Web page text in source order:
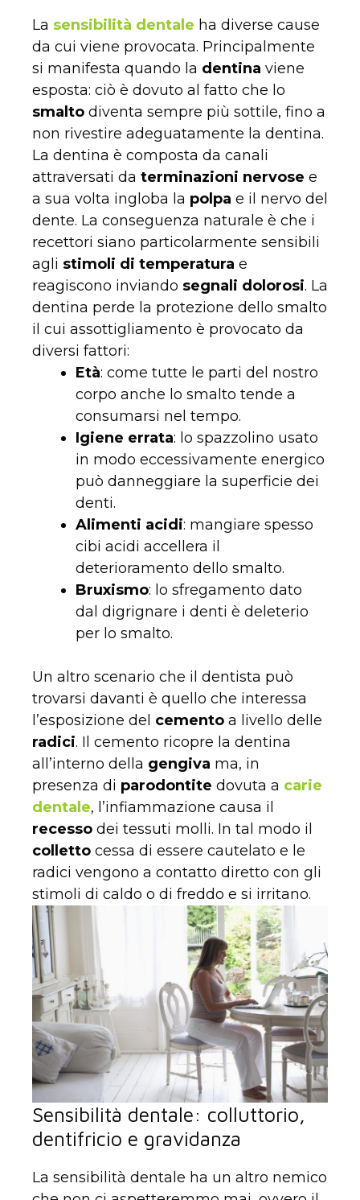
La sensibilità dentale ha diverse cause
da cui viene provocata. Principalmente
si manifesta quando la dentina viene
esposta: ciò è dovuto al fatto che lo
smalto diventa sempre più sottile, fino a
non rivestire adeguatamente la dentina.
La dentina è composta da canali
attraversati da terminazioni nervose e
a sua volta ingloba la polpa e il nervo del
dente. La conseguenza naturale è che i
recettori siano particolarmente sensibili
agli stimoli di temperatura e
reagiscono inviando segnali dolorosi. La
dentina perde la protezione dello smalto
il cui assottigliamento è provocato da
diversi fattori:
Età: come tutte le parti del nostro
corpo anche lo smalto tende a
consumarsi nel tempo.
Igiene errata: lo spazzolino usato
in modo eccessivamente energico
può danneggiare la superficie dei
denti.
Alimenti acidi: mangiare spesso
cibi acidi accellera il
deterioramento dello smalto.
Bruxismo: lo sfregamento dato
dal digrignare i denti è deleterio
per lo smalto.
Un altro scenario che il dentista può
trovarsi davanti è quello che interessa
l’esposizione del cemento a livello delle
radici. Il cemento ricopre la dentina
all’interno della gengiva ma, in
presenza di parodontite dovuta a carie
dentale, l’infiammazione causa il
recesso dei tessuti molli. In tal modo il
colletto cessa di essere cautelato e le
radici vengono a contatto diretto con gli
stimoli di caldo o di freddo e si irritano.
Sensibilità dentale: colluttorio,
dentifricio e gravidanza
La sensibilità dentale ha un altro nemico